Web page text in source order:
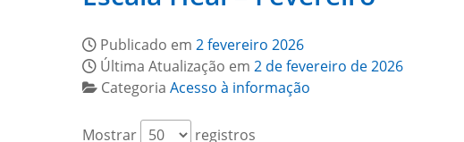
Publicado em 2 fevereiro 2026
Última Atualização em 2 de fevereiro de 2026
Categoria Acesso à informação
Mostrar registros